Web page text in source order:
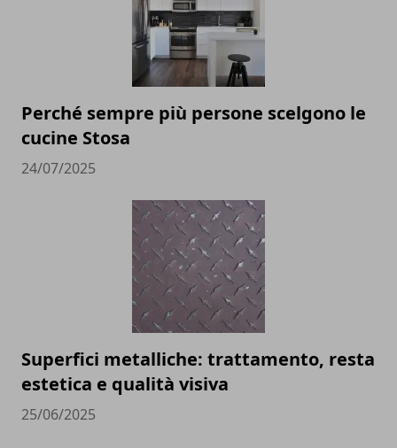
Perché sempre più persone scelgono le
cucine Stosa
24/07/2025
Superfici metalliche: trattamento, resta
estetica e qualità visiva
25/06/2025